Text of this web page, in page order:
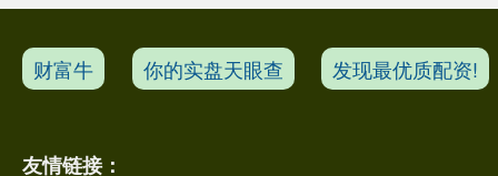
财富牛 你的实盘天眼查 发现最优质配资!
友情链接：